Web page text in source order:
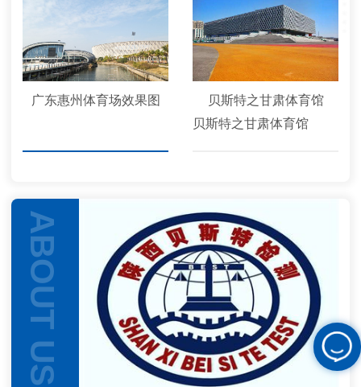
广东惠州体育场效果图 贝斯特之甘肃体育馆
贝斯特之甘肃体育馆
ABOUT US